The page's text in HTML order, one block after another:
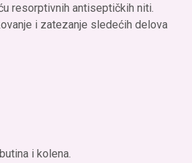
resorptivnih antiseptičkih niti.
i zatezanje sledećih delova
i kolena.